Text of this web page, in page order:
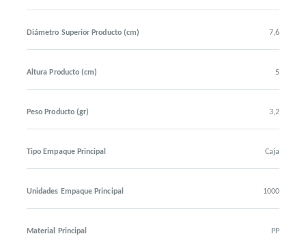
Diámetro Superior Producto (cm) 7,6
Altura Producto (cm) 5
Peso Producto (gr) 3,2
Tipo Empaque Principal Caja
Unidades Empaque Principal 1000
Material Principal PP